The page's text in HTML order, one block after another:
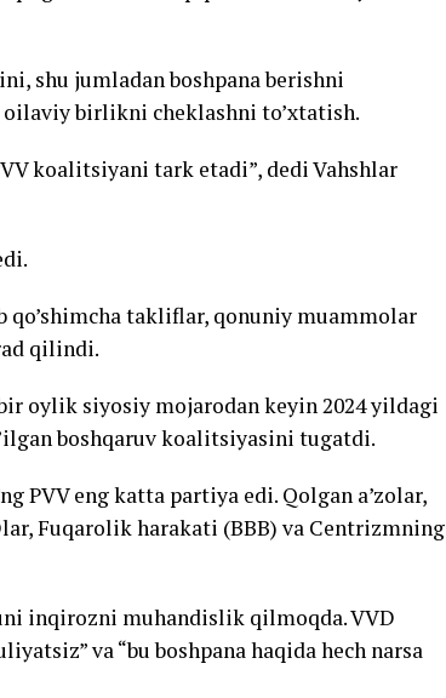
shu jumladan boshpana berishni
birlikni cheklashni to’xtatish.
koalitsiyani tark etadi”, dedi Vahshlar
takliflar, qonuniy muammolar
qilindi.
oylik siyosiy mojarodan keyin 2024 yildagi
boshqaruv koalitsiyasini tugatdi.
PVV eng katta partiya edi. Qolgan a’zolar,
Fuqarolik harakati (BBB) ​​va Centrizmning
inqirozni muhandislik qilmoqda. VVD
va “bu boshpana haqida hech narsa